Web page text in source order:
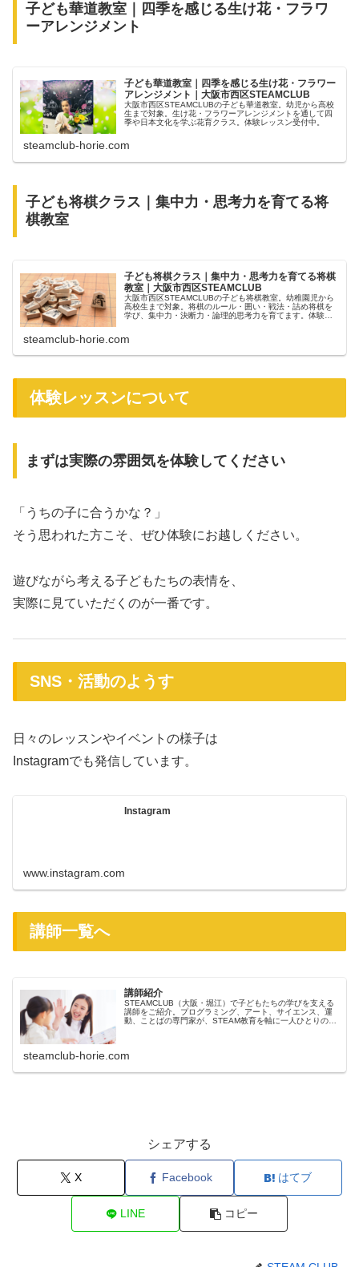
子ども華道教室｜四季を感じる生け花・フラワ
ーアレンジメント
子ども華道教室｜四季を感じる生け花・フラワー
アレンジメント｜大阪市西区STEAMCLUB
大阪市西区STEAMCLUBの子ども華道教室。幼児から高校
生まで対象。生け花・フラワーアレンジメントを通して四
季や日本文化を学ぶ花育クラス。体験レッスン受付中。
steamclub-horie.com
子ども将棋クラス｜集中力・思考力を育てる将
棋教室
子ども将棋クラス｜集中力・思考力を育てる将棋
教室｜大阪市西区STEAMCLUB
大阪市西区STEAMCLUBの子ども将棋教室。幼稚園児から
高校生まで対象。将棋のルール・囲い・戦法・詰め将棋を
学び、集中力・決断力・論理的思考力を育てます。体験レ
steamclub-horie.com
体験レッスンについて
まずは実際の雰囲気を体験してください
「うちの子に合うかな？」
そう思われた方こそ、ぜひ体験にお越しください。
遊びながら考える子どもたちの表情を、
実際に見ていただくのが一番です。
SNS・活動のようす
日々のレッスンやイベントの様子は
Instagramでも発信しています。
Instagram
www.instagram.com
講師一覧へ
講師紹介
STEAMCLUB（大阪・堀江）で子どもたちの学びを支える
講師をご紹介。プログラミング、アート、サイエンス、運
動、ことばの専門家が、STEAM教育を軸に一人ひとりの
steamclub-horie.com
シェアする
X Facebook はてブ
LINE コピー